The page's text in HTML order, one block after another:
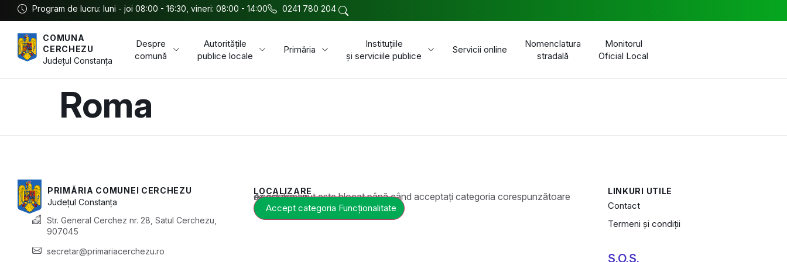
Program de lucru: luni - joi 08:00 - 16:30, vineri: 08:00 - 14:00 0241 780 204
COMUNA
CERCHEZU
JudețulConstanța
Despre
comună
Autoritățile
publice locale
Primăria
Instituțiile
și serviciile publice
Servicii online
Nomenclatura
stradală
Monitorul
Oficial Local
Roma
PRIMĂRIA COMUNEI CERCHEZU
JudețulConstanța
Str. General Cerchez nr. 28, Satul Cerchezu,
907045
secretar@primariacerchezu.ro
LOCALIZARE
Acest conținut este blocat până când acceptați categoria corespunzătoare de cookie-uri.
Accept categoria Funcționalitate
LINKURI UTILE
Contact
Termeni și condiții
S.O.S.